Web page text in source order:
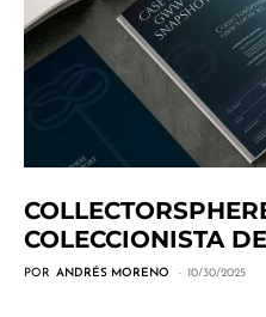
COLECCIONISTA
POR ANDRÉS MORENO 10/30/2025